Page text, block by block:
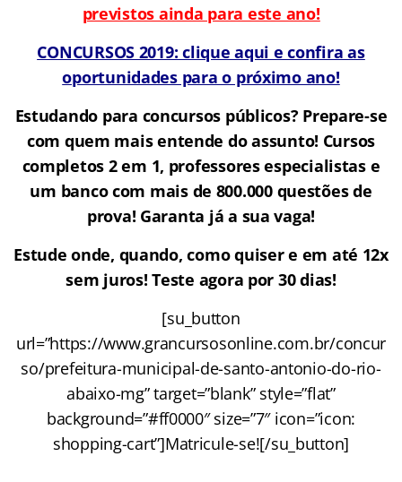
previstos ainda para este ano!
CONCURSOS 2019: clique aqui e confira as
oportunidades para o próximo ano!
Estudando para concursos públicos? Prepare-se
com quem mais entende do assunto! Cursos
completos 2 em 1, professores especialistas e
um banco com mais de 800.000 questões de
prova! Garanta já a sua vaga!
Estude onde, quando, como quiser e em até 12x
sem juros! Teste agora por 30 dias!
[su_button
url=”https://www.grancursosonline.com.br/concur
so/prefeitura-municipal-de-santo-antonio-do-rio-
abaixo-mg” target=”blank” style=”flat”
background=”#ff0000″ size=”7″ icon=”icon:
shopping-cart”]Matricule-se![/su_button]